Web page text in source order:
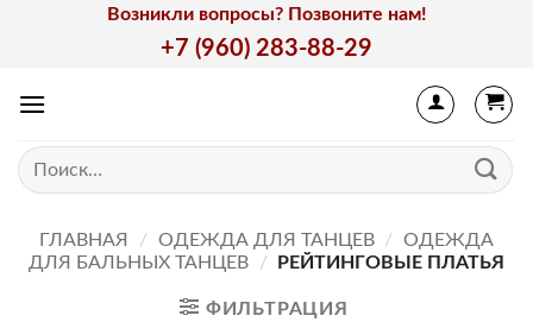
Возникли вопросы? Позвоните нам!
+7 (960) 283-88-29
Искать:
ГЛАВНАЯ / ОДЕЖДА ДЛЯ ТАНЦЕВ /
ОДЕЖДА
ДЛЯ БАЛЬНЫХ ТАНЦЕВ
/ РЕЙТИНГОВЫЕ ПЛАТЬЯ
ФИЛЬТРАЦИЯ